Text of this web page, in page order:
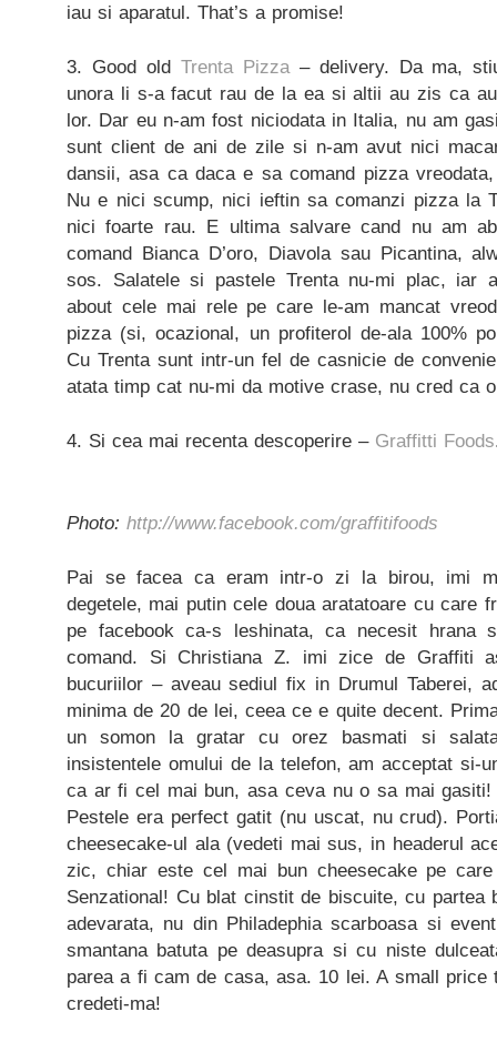
iau si aparatul. That’s a promise!
3. Good old Trenta Pizza– delivery. Da ma,
unora li s-a facut rau de la ea si altii au zis ca
lor. Dar eu n-am fost niciodata in Italia, nu am
sunt client de ani de zile si n-am avut nici
dansii, asa ca daca e sa comand pizza
Nu e nici scump, nici ieftin sa comanzi pizza la
nici foarte rau. E ultima salvare cand nu am
comand Bianca D’oro, Diavola sau Picantina,
sos. Salatele si pastele Trenta nu-mi plac, iar
about cele mai rele pe care le-am mancat
pizza (si, ocazional, un profiterol de-ala 100%
Cu Trenta sunt intr-un fel de casnicie de
atata timp cat nu-mi da motive crase, nu cred ca
4. Si cea mai recenta descoperire – Graffitti Foods
Photo: http://www.facebook.com/graffitifoods
Pai se facea ca eram intr-o zi la birou, imi
degetele, mai putin cele doua aratatoare cu care
pe facebook ca-s leshinata, ca necesit
comand. Si Christiana Z. imi zice de Graffiti
bucuriilor – aveau sediul fix in Drumul Taberei,
minima de 20 de lei, ceea ce e quite decent.
un somon la gratar cu orez basmati si
insistentele omului de la telefon, am acceptat si-
ca ar fi cel mai bun, asa ceva nu o sa mai gasiti!
Pestele era perfect gatit (nu uscat, nu crud).
cheesecake-ul ala (vedeti mai sus, in headerul
zic, chiar este cel mai bun cheesecake pe
Senzational! Cu blat cinstit de biscuite, cu partea
adevarata, nu din Philadephia scarboasa si
smantana batuta pe deasupra si cu niste
parea a fi cam de casa, asa. 10 lei. A small price
credeti-ma!